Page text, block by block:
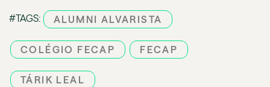
#TAGS: ALUMNI ALVARISTA
COLÉGIO FECAP FECAP
TÁRIK LEAL